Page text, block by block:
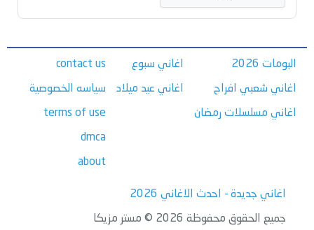
البومات 2026
اغاني شعبي افراح
اغاني مسلسلات رمضان
اغاني سبوع
اغاني عيد ميلاد
contact us
سياسه الخصوصية
terms of use
dmca
about
اغاني جديدة - احدث الاغاني 2026
جميع الحقوق محفوظة 2026 © مستر مزيكا